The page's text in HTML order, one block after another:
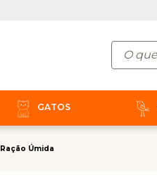
GATOS
Ração Úmida